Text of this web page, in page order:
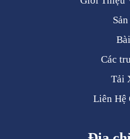
Các
Tải
Liên Hệ